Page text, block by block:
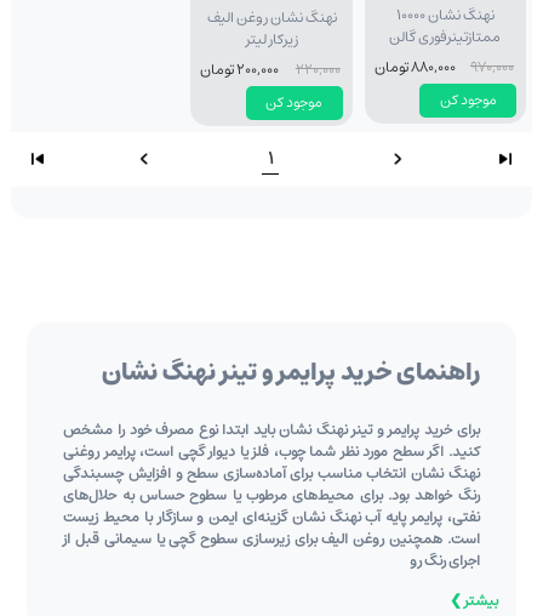
نهنگ نشان 10000
ممتازتینرفوری گالن
موجود کن
970,000 880,000 تومان
نهنگ نشان روغن الیف
زیرکار لیتر
موجود کن
220,000 200,000 تومان
1
راهنمای خرید پرایمر و تینر نهنگ نشان
برای خرید پرایمر و تینر نهنگ نشان باید ابتدا نوع مصرف خود را مشخص
کنید. اگر سطح مورد نظر شما چوب، فلز یا دیوار گچی است، پرایمر روغنی
نهنگ نشان انتخاب مناسب برای آماده‌سازی سطح و افزایش چسبندگی
رنگ خواهد بود. برای محیط‌های مرطوب یا سطوح حساس به حلال‌های
نفتی، پرایمر پایه آب نهنگ نشان گزینه‌ای ایمن و سازگار با محیط زیست
است. همچنین روغن الیف برای زیرسازی سطوح گچی یا سیمانی قبل از
اجرای رنگ رو
بیشتر ❯